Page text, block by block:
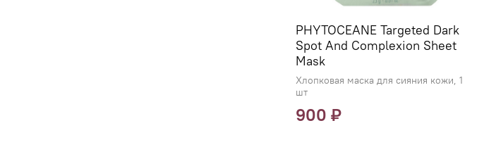
PHYTOCEANE Targeted Dark
Spot And Complexion Sheet
Mask
Хлопковая маска для сияния кожи, 1
шт
900 ₽